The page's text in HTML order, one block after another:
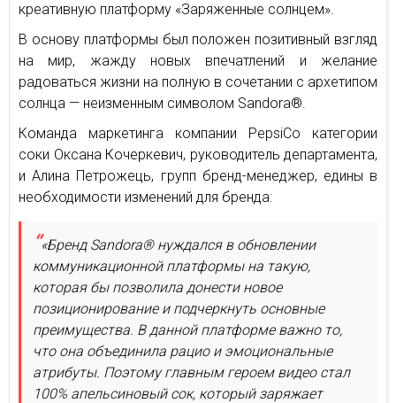
креативную платформу «Заряженные солнцем».
В основу платформы был положен позитивный взгляд
на мир, жажду новых впечатлений и желание
радоваться жизни на полную в сочетании с архетипом
солнца — неизменным символом Sandora®.
Команда маркетинга компании PepsiCo категории
соки Оксана Кочеркевич, руководитель департамента,
и Алина Петрожець, групп бренд-менеджер, едины в
необходимости изменений для бренда:
«Бренд Sandora® нуждался в обновлении
коммуникационной платформы на такую,
которая бы позволила донести новое
позиционирование и подчеркнуть основные
преимущества. В данной платформе важно то,
что она объединила рацио и эмоциональные
атрибуты. Поэтому главным героем видео стал
100% апельсиновый сок, который заряжает